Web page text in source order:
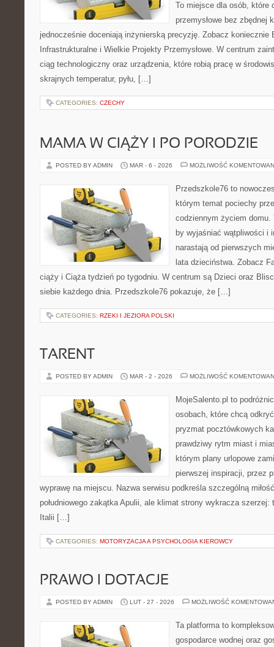
To miejsce dla osób, które
przemysłowe bez zbędnej
jednocześnie doceniają inżynierską precyzję. Zobacz koniecznie
Infrastrukturalne i Wielkie Projekty Przemysłowe. W centrum
ciąg technologiczny oraz urządzenia, które robią pracę w
skrajnych temperatur, pyłu, […]
CATEGORIES: CZECHY
MAMA W CIĄŻY I PO PORODZIE
POSTED BY ADMIN MAR - 6 - 2026 MOŻLIWOŚĆ
Przedszkole76 to
którym temat pociechy
codziennym życiem
by wyjaśniać wątpliwości i
narastają od pierwszych
lata dzieciństwa. Zobacz
ciąży i Ciąża tydzień po tygodniu. W centrum są Dzieci oraz
siebie każdego dnia. Przedszkole76 pokazuje, że […]
CATEGORIES: RZEKI I JEZIORA POLSKI
TARENT
POSTED BY ADMIN MAR - 2 - 2026 MOŻLIWOŚĆ
MojeSalento.pl to
osobach, które chcą
pryzmat pocztówkowych
prawdziwy rytm miast i
którym plany urlopowe
pierwszej inspiracji, przez
wyprawę na miejscu. Nazwa serwisu podkreśla szczególną
południowego zakątka Apulii, ale klimat strony wykracza szerzej:
Italii […]
CATEGORIES: MOTORYZACJA A PSYCHOLOGIA KIEROWCY
PRAWO I DOTACJE
POSTED BY ADMIN LUT - 27 - 2026 MOŻLIWOŚĆ
Ta platforma to
gospodarce wodnej oraz